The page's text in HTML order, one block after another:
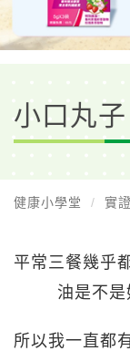
小口丸子
健康小學堂 實
平常三餐幾乎
油是不
所以我一直都